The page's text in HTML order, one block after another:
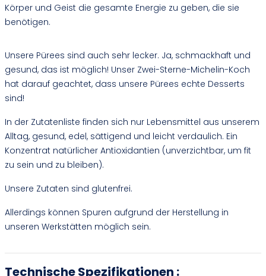
Körper und Geist die gesamte Energie zu geben, die sie
benötigen.
Unsere Pürees sind auch sehr lecker. Ja, schmackhaft und
gesund, das ist möglich! Unser Zwei-Sterne-Michelin-Koch
hat darauf geachtet, dass unsere Pürees echte Desserts
sind!
In der Zutatenliste finden sich nur Lebensmittel aus unserem
Alltag, gesund, edel, sättigend und leicht verdaulich. Ein
Konzentrat natürlicher Antioxidantien (unverzichtbar, um fit
zu sein und zu bleiben).
Unsere Zutaten sind glutenfrei.
Allerdings können Spuren aufgrund der Herstellung in
unseren Werkstätten möglich sein.
Technische Spezifikationen :